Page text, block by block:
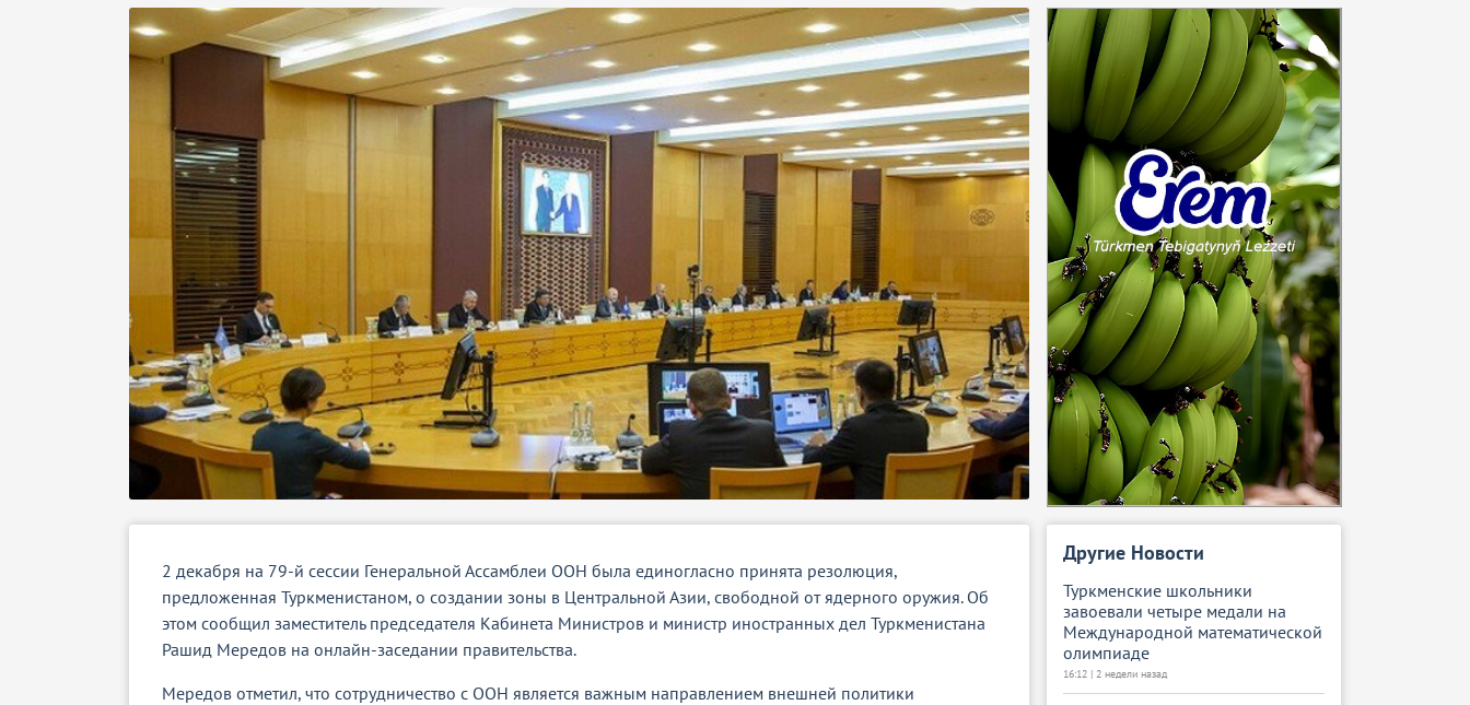
2 декабря на 79-й сессии Генеральной Ассамблеи ООН была единогласно принята резолюция,
предложенная Туркменистаном, о создании зоны в Центральной Азии, свободной от ядерного оружия. Об
этом сообщил заместитель председателя Кабинета Министров и министр иностранных дел Туркменистана
Рашид Мередов на онлайн-заседании правительства.
Мередов отметил, что сотрудничество с ООН является важным направлением внешней политики
Другие Новости
Туркменские школьники
завоевали четыре медали на
Международной математической
олимпиаде
16:12 | 2 недели назад